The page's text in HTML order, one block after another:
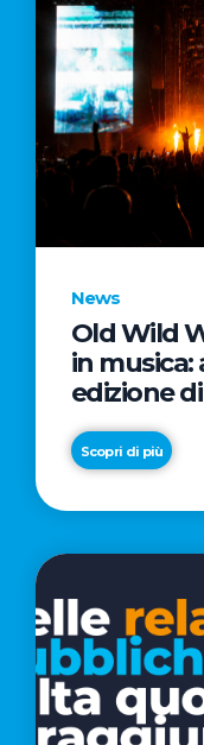
News
Old Wild
in musica:
edizione
Radio
Scopri di più